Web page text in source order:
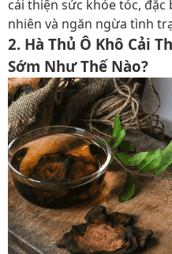
cải thiện sức khỏe tóc,
nhiên và ngăn ngừa tình
2. Hà Thủ Ô Khô Cải
Sớm Như Thế Nào?